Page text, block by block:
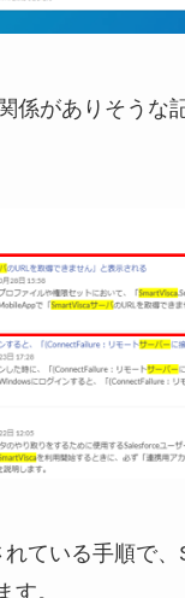
係がありそうな
ている手順で
す。